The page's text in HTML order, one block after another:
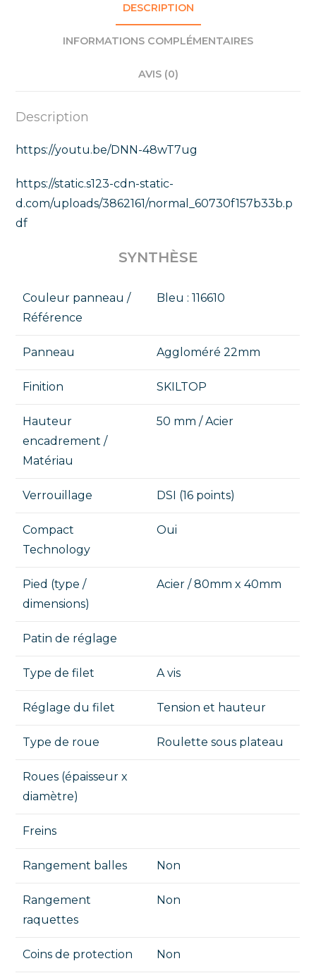
DESCRIPTION
INFORMATIONS COMPLÉMENTAIRES
AVIS (0)
Description
https://youtu.be/DNN-48wT7ug
https://static.s123-cdn-static-
d.com/uploads/3862161/normal_60730f157b33b.p
df
SYNTHÈSE
Couleur panneau /
Référence
Bleu : 116610
Panneau Aggloméré 22mm
Finition SKILTOP
Hauteur
encadrement /
Matériau
50 mm / Acier
Verrouillage DSI (16 points)
Compact
Technology
Oui
Pied (type /
dimensions)
Acier / 80mm x 40mm
Patin de réglage
Type de filet A vis
Réglage du filet Tension et hauteur
Type de roue Roulette sous plateau
Roues (épaisseur x
diamètre)
Freins
Rangement balles Non
Rangement
raquettes
Non
Coins de protection Non